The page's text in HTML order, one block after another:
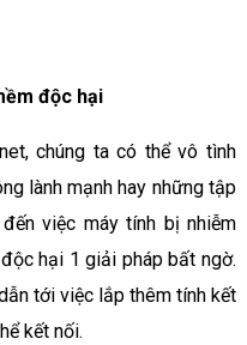
độc hại
chúng ta có thể vô tình
lành mạnh hay những tập
việc máy tính bị nhiễm
hại 1 giải pháp bất ngờ.
tới việc lắp thêm tính kết
kết nối.